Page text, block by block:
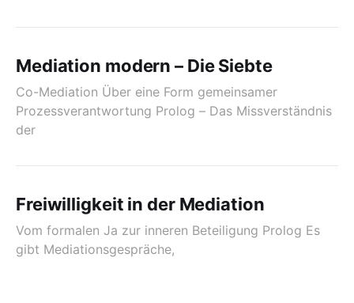
Mediation modern – Die Siebte
Co-Mediation Über eine Form gemeinsamer
Prozessverantwortung Prolog – Das Missverständnis
der
Freiwilligkeit in der Mediation
Vom formalen Ja zur inneren Beteiligung Prolog Es
gibt Mediationsgespräche,